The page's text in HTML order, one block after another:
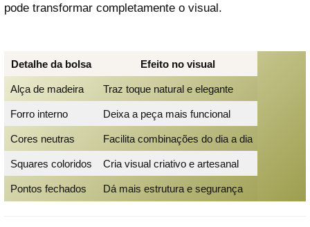
pode transformar completamente o visual.
Detalhe da bolsa Efeito no visual
Alça de madeira Traz toque natural e elegante
Forro interno Deixa a peça mais funcional
Cores neutras Facilita combinações do dia a dia
Squares coloridos Cria visual criativo e artesanal
Pontos fechados Dá mais estrutura e segurança